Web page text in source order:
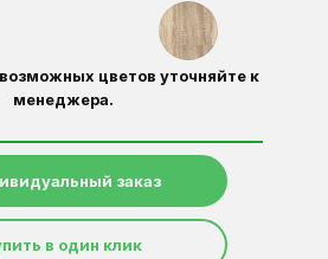
цветов уточняйте к
менеджера.
заказ
в один клик